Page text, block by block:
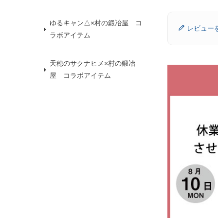
ゆるキャン△×村の鍛冶屋 コ
ラボアイテム
天穂のサクナヒメ×村の鍛冶
屋 コラボアイテム
レビュー